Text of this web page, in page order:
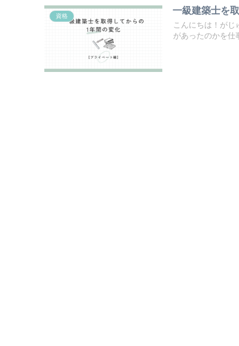
資格
一級建築士を
こんにちは！がじ
があったのかを仕